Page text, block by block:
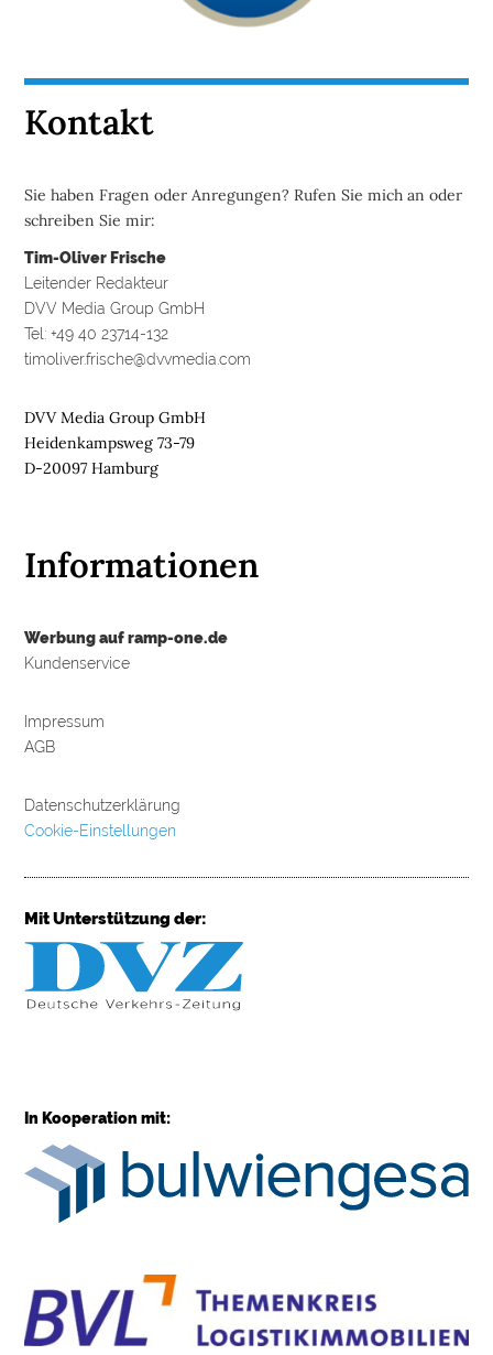
Kontakt
Sie haben Fragen oder Anregungen? Rufen Sie mich an oder
schreiben Sie mir:
Tim-Oliver Frische
Leitender Redakteur
DVV Media Group GmbH
Tel: +49 40 23714-132
timoliver.frische@dvvmedia.com
DVV Media Group GmbH
Heidenkampsweg 73-79
D-20097 Hamburg
Informationen
Werbung auf ramp-one.de
Kundenservice
Impressum
AGB
Datenschutzerklärung
Cookie-Einstellungen
Mit Unterstützung der:
In Kooperation mit: